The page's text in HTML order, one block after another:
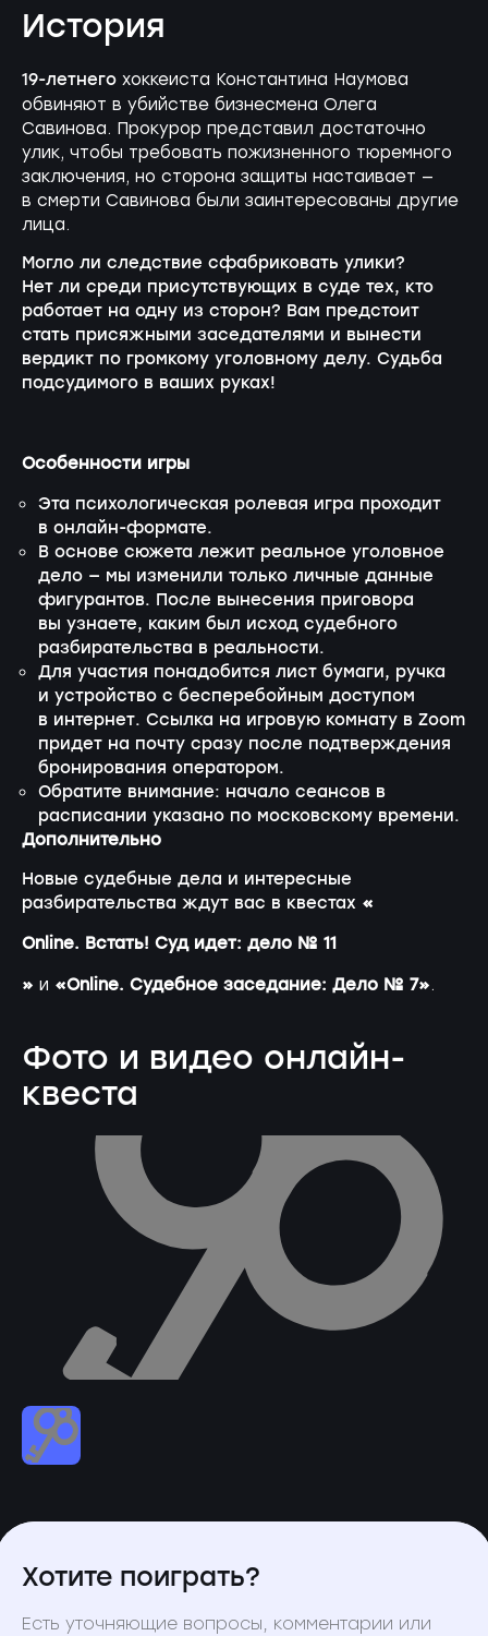
История
19-летнего хоккеиста Константина Наумова
обвиняют в убийстве бизнесмена Олега
Савинова. Прокурор представил достаточно
улик, чтобы требовать пожизненного тюремного
заключения, но сторона защиты настаивает —
в смерти Савинова были заинтересованы другие
лица.
Могло ли следствие сфабриковать улики?
Нет ли среди присутствующих в суде тех, кто
работает на одну из сторон? Вам предстоит
стать присяжными заседателями и вынести
вердикт по громкому уголовному делу. Судьба
подсудимого в ваших руках!
Особенности игры
Эта психологическая ролевая игра проходит
в онлайн-формате.
В основе сюжета лежит реальное уголовное
дело — мы изменили только личные данные
фигурантов. После вынесения приговора
вы узнаете, каким был исход судебного
разбирательства в реальности.
Для участия понадобится лист бумаги, ручка
и устройство с бесперебойным доступом
в интернет. Ссылка на игровую комнату в Zoom
придет на почту сразу после подтверждения
бронирования оператором.
Обратите внимание: начало сеансов в
расписании указано по московскому времени.
Дополнительно
Новые судебные дела и интересные
разбирательства ждут вас в квестах «
Online. Встать! Суд идет: дело № 11
» и «Online. Судебное заседание: Дело № 7».
Фото и видео онлайн-
квеста
Хотите поиграть?
Есть уточняющие вопросы, комментарии или